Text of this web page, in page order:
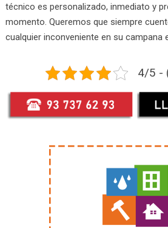
técnico es personalizado, inmediato y
momento. Queremos que siempre
cualquier inconveniente en su campana
4/5 -